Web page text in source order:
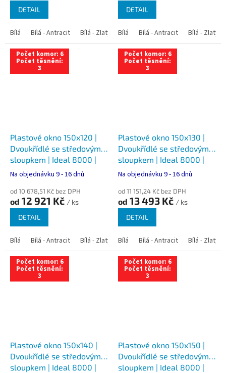
DETAIL
Bílá Bílá - Antracit Bílá - Zlatý dub Bílá - Tmavý dub Bílá -
DETAIL
Bílá Bílá - Antracit Bílá - Zlatý
Počet komor: 6
Počet těsnění:
3
Plastové okno 150x120 |
Dvoukřídlé se středovým
sloupkem | Ideal 8000 |
Trojsklo
Na objednávku 9 - 16 dnů
od 10 678,51 Kč bez DPH
od 12 921 Kč / ks
DETAIL
Bílá Bílá - Antracit Bílá - Zlatý dub Bílá - Tmavý dub Bílá -
Počet komor: 6
Počet těsnění:
3
Plastové okno 150x130 |
Dvoukřídlé se středovým
sloupkem | Ideal 8000 |
Trojsklo
Na objednávku 9 - 16 dnů
od 11 151,24 Kč bez DPH
od 13 493 Kč / ks
DETAIL
Bílá Bílá - Antracit Bílá - Zlatý
Počet komor: 6
Počet těsnění:
3
Plastové okno 150x140 |
Dvoukřídlé se středovým
sloupkem | Ideal 8000 |
Počet komor: 6
Počet těsnění:
3
Plastové okno 150x150 |
Dvoukřídlé se středovým
sloupkem | Ideal 8000 |